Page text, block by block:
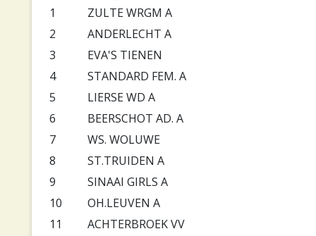
1
ZULTE WRGM A
2
ANDERLECHT A
3
EVA'S TIENEN
4
STANDARD FEM. A
5
LIERSE WD A
6
BEERSCHOT AD. A
7
WS. WOLUWE
8
ST.TRUIDEN A
9
SINAAI GIRLS A
10
OH.LEUVEN A
11
ACHTERBROEK VV